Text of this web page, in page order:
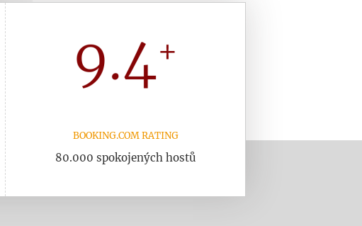
BOOKING.COM RATING
80.000 spokojených hostů